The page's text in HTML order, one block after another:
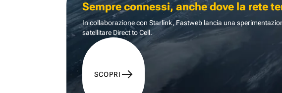
Sempre connessi, anche dove la rete
In collaborazione con Starlink, Fastweb lancia una
satellitare Direct to Cell.
SCOPRI